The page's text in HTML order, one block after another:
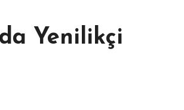
Yenilikçi